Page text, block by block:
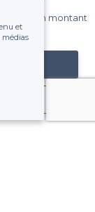
payez un montant
et
médias